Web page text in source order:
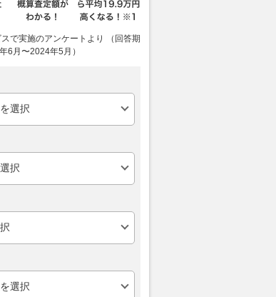
で実施のアンケートより （回答期
6月〜2024年5月）